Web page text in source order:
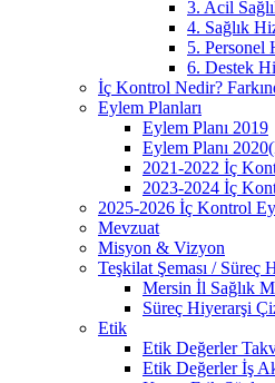
3. Acil
4. Sağlık
5. Personel
6. Destek
İç Kontrol Nedir?
Eylem Planları
Eylem Planı 2019
Eylem Planı
2021-2022 İç
2023-2024 İç
2025-2026 İç Kontrol
Mevzuat
Misyon & Vizyon
Teşkilat Şeması / Süreç
Mersin İl Sağlık
Süreç Hiyerarşi
Etik
Etik Değerler
Etik Değerler İş